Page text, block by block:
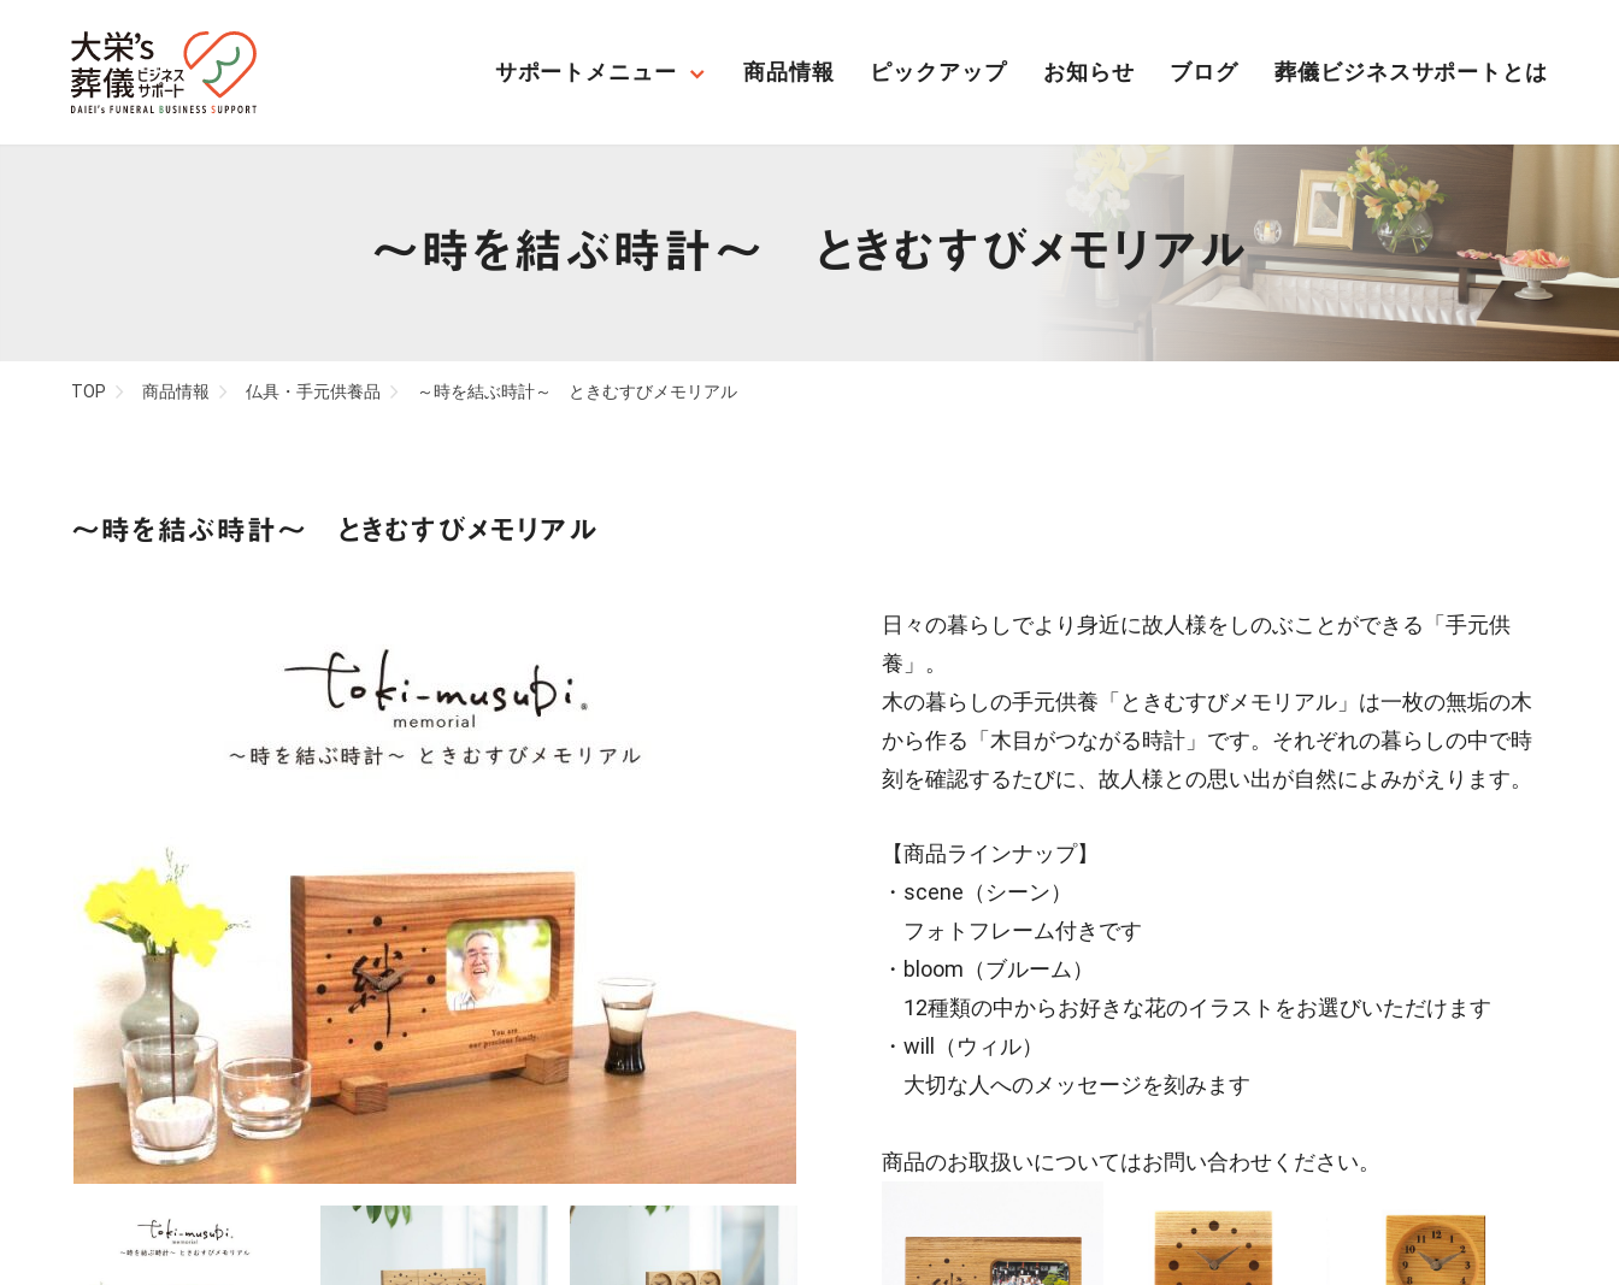
サポートメニュー
販売促進サポート 葬儀人材教育
店舗づくり
商品情報 ピックアップ お知らせ ブログ 葬儀ビジネスサポートとは
～時を結ぶ時計～ ときむすびメモリアル
TOP 商品情報 仏具・手元供養品 ～時を結ぶ時計～ ときむすびメモリアル
～時を結ぶ時計～ ときむすびメモリアル
日々の暮らしでより身近に故人様をしのぶことができる「手元供
養」。
木の暮らしの手元供養「ときむすびメモリアル」は一枚の無垢の木
から作る「木目がつながる時計」です。それぞれの暮らしの中で時
刻を確認するたびに、故人様との思い出が自然によみがえります。
【商品ラインナップ】
・scene（シーン）
フォトフレーム付きです
・bloom（ブルーム）
12種類の中からお好きな花のイラストをお選びいただけます
・will（ウィル）
大切な人へのメッセージを刻みます
商品のお取扱いについてはお問い合わせください。